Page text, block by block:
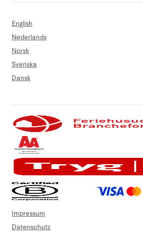
English
Nederlands
Norsk
Svenska
Dansk
Impressum
Datenschutz